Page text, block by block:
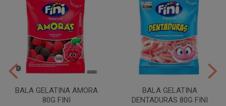
BALA GELATINA AMORA
80G FINI
BALA GELATINA
DENTADURAS 80G FINI